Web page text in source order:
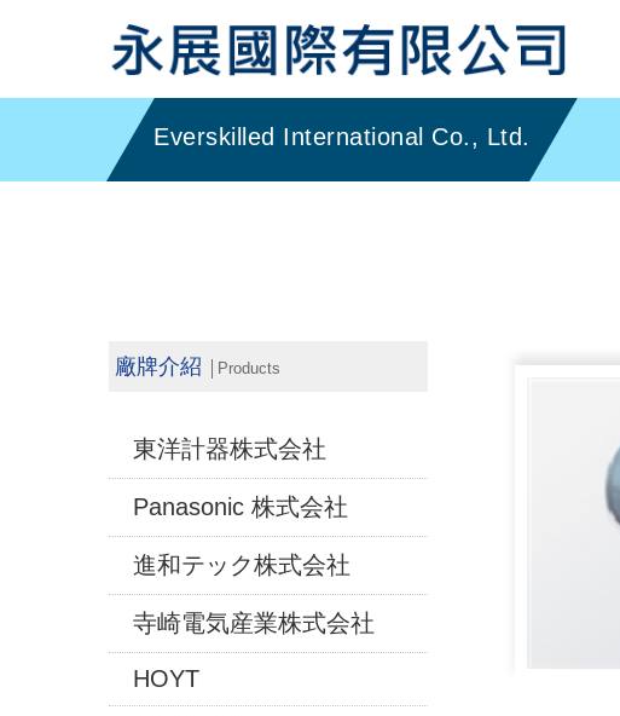
廠牌介紹 │Products
東洋計器株式会社
Panasonic 株式会社
進和テック株式会社
寺崎電気産業株式会社
HOYT